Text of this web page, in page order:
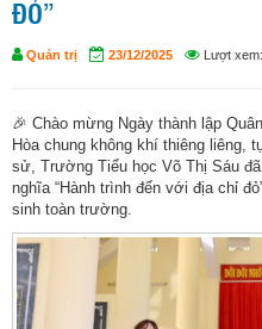
ĐỎ”
Quản trị 23/12/2025 Lượt xem:
🎉 Chào mừng Ngày thành lập
Hòa chung không khí thiêng liêng,
sử, Trường Tiểu học Võ Thị Sáu
nghĩa “Hành trình đến với địa chỉ
sinh toàn trường.